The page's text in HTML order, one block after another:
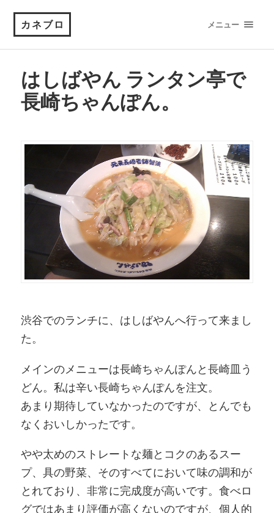
カネブロ メニュー
はしばやん ランタン亭で
長崎ちゃんぽん。
渋谷でのランチに、はしばやんへ行って来まし
た。
メインのメニューは長崎ちゃんぽんと長崎皿う
どん。私は辛い長崎ちゃんぽんを注文。
あまり期待していなかったのですが、とんでも
なくおいしかったです。
やや太めのストレートな麺とコクのあるスー
プ、具の野菜、そのすべてにおいて味の調和が
とれており、非常に完成度が高いです。食べロ
グではあまり評価が高くないのですが、個人的